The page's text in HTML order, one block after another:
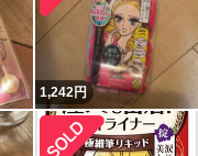
1,242円